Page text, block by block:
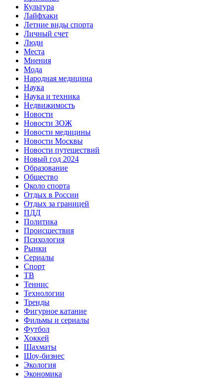
Культура
Лайфхаки
Летние виды спорта
Личный счет
Люди
Места
Мнения
Мода
Народная медицина
Наука
Наука и техника
Недвижимость
Новости
Новости ЗОЖ
Новости медицины
Новости Москвы
Новости путешествий
Новый год 2024
Образование
Общество
Около спорта
Отдых в России
Отдых за границей
ПДД
Политика
Происшествия
Психология
Рынки
Сериалы
Спорт
ТВ
Теннис
Технологии
Тренды
Фигурное катание
Фильмы и сериалы
Футбол
Хоккей
Шахматы
Шоу-бизнес
Экология
Экономика